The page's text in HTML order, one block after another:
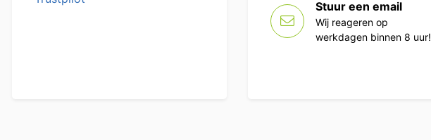
Stuur een email
Wij reageren op
werkdagen binnen 8 uur!